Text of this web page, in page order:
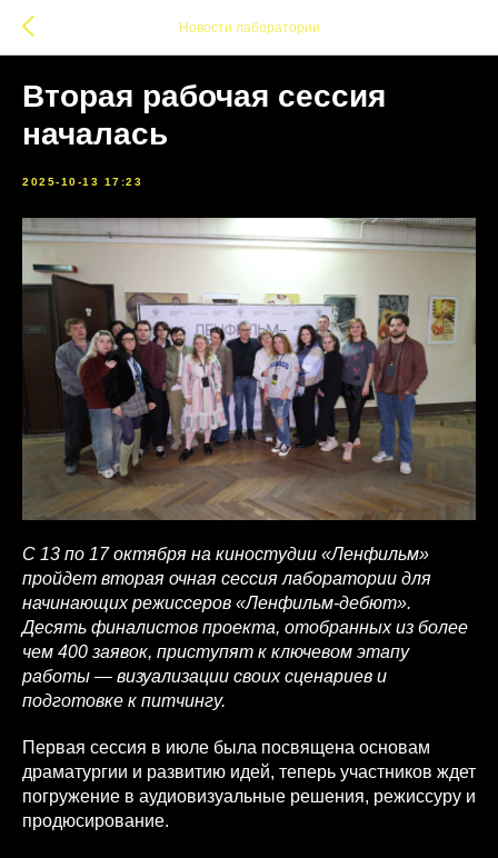
Новости лаборатории
Вторая рабочая сессия
началась
2025-10-13 17:23
С 13 по 17 октября на киностудии «Ленфильм»
пройдет вторая очная сессия лаборатории для
начинающих режиссеров «Ленфильм-дебют».
Десять финалистов проекта, отобранных из более
чем 400 заявок, приступят к ключевом этапу
работы — визуализации своих сценариев и
подготовке к питчингу.
Первая сессия в июле была посвящена основам
драматургии и развитию идей, теперь участников ждет
погружение в аудиовизуальные решения, режиссуру и
продюсирование.